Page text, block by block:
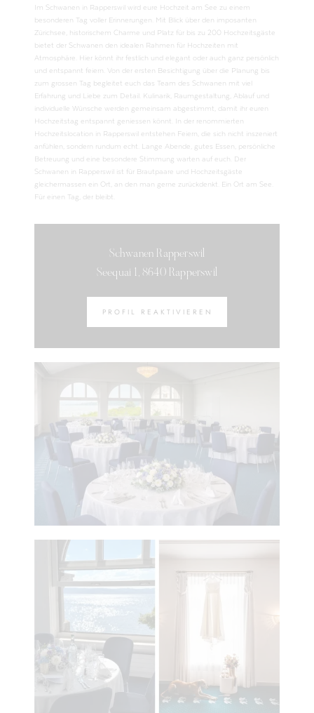
Schwanen Rapperswil
Seequai 1, 8640 Rapperswil
PROFIL REAKTIVIEREN
Im Schwanen in Rapperswil wird eure Hochzeit am See zu einem
besonderen Tag voller Erinnerungen. Mit Blick über den imposanten
Zürichsee, historischem Charme und Platz für bis zu 200 Hochzeitsgäste
bietet der Schwanen den idealen Rahmen für Hochzeiten mit
Atmosphäre. Hier könnt ihr festlich und elegant oder auch ganz persönlich
und entspannt feiern. Von der ersten Besichtigung über die Planung bis
zum grossen Tag begleitet euch das Team des Schwanen mit viel
Erfahrung und Liebe zum Detail. Kulinarik, Raumgestaltung, Ablauf und
individuelle Wünsche werden gemeinsam abgestimmt, damit ihr euren
Hochzeitstag entspannt geniessen könnt. In der renommierten
Hochzeitslocation in Rapperswil entstehen Feiern, die sich nicht inszeniert
anfühlen, sondern rundum echt. Lange Abende, gutes Essen, persönliche
Betreuung und eine besondere Stimmung warten auf euch. Der
Schwanen in Rapperswil ist für Brautpaare und Hochzeitsgäste
gleichermassen ein Ort, an den man gerne zurückdenkt. Ein Ort am See.
Für einen Tag, der bleibt.